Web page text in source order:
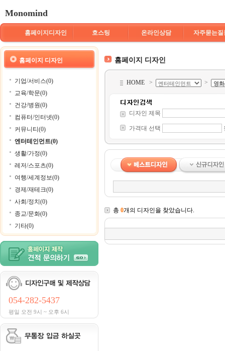
Monomind
홈페이지디자인 호스팅 온라인상담 자주묻는질
홈페이지 디자인
기업/서비스(0)
교육/학문(0)
건강/병원(0)
컴퓨터/인터넷(0)
커뮤니티(0)
엔터테인먼트(0)
생활/가정(0)
레저/스포츠(0)
여행/세계정보(0)
경제/재테크(0)
사회/정치(0)
종교/문화(0)
기타(0)
054-282-5437
평일 오전 9시 ~ 오후 6시
홈페이지 디자인
HOME > >
디자인 제목
가격대 선택
총 0개의 디자인을 찾았습니다.